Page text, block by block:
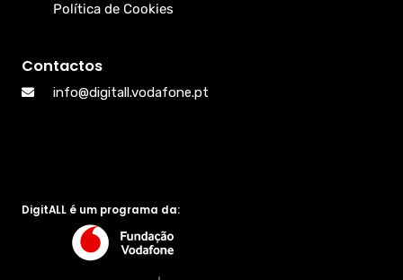
Política de Cookies
Contactos
info@digitall.vodafone.pt
DigitALL é um programa da: